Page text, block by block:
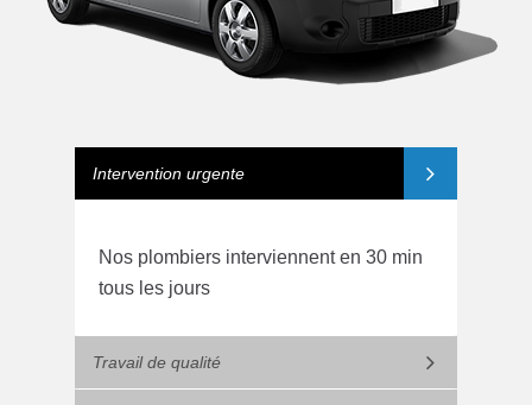
Intervention urgente
Nos plombiers interviennent en 30 min
tous les jours
Travail de qualité